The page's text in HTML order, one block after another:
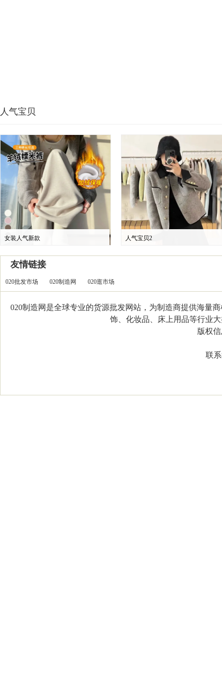
人气宝贝
女装人气新款 人气宝贝2
友情链接
020批发市场 020制造网 020逛市场
020制造网是全球专业的货源批发网站，为制造商提供海量
饰、化妆品、床上用品等行业
版权信
联